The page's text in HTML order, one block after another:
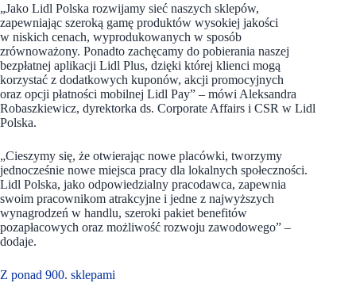
„Jako Lidl Polska rozwijamy sieć naszych sklepów,
zapewniając szeroką gamę produktów wysokiej jakości
w niskich cenach, wyprodukowanych w sposób
zrównoważony. Ponadto zachęcamy do pobierania naszej
bezpłatnej aplikacji Lidl Plus, dzięki której klienci mogą
korzystać z dodatkowych kuponów, akcji promocyjnych
oraz opcji płatności mobilnej Lidl Pay” – mówi Aleksandra
Robaszkiewicz, dyrektorka ds. Corporate Affairs i CSR w Lidl
Polska.
„Cieszymy się, że otwierając nowe placówki, tworzymy
jednocześnie nowe miejsca pracy dla lokalnych społeczności.
Lidl Polska, jako odpowiedzialny pracodawca, zapewnia
swoim pracownikom atrakcyjne i jedne z najwyższych
wynagrodzeń w handlu, szeroki pakiet benefitów
pozapłacowych oraz możliwość rozwoju zawodowego” –
dodaje.
Z ponad 900. sklepami